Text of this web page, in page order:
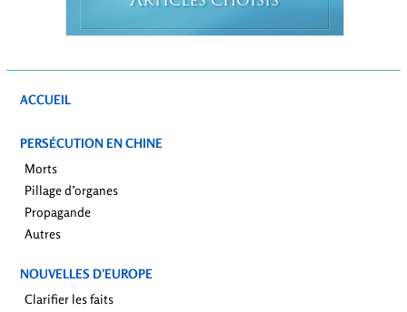
ACCUEIL
PERSÉCUTION EN CHINE
Morts
Pillage d’organes
Propagande
Autres
NOUVELLES D’EUROPE
Clarifier les faits